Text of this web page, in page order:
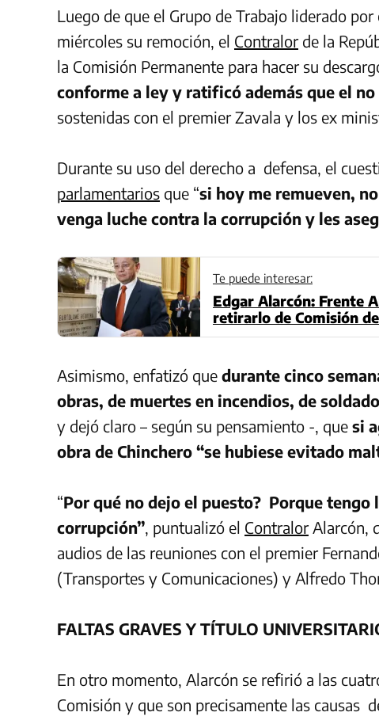
Luego de que el Grupo de Trabajo liderado
miércoles su remoción, el Contralorde la
la Comisión Permanente para hacer su
conforme a ley y ratificó además que el
sostenidas con el premier Zavala y los ex
Durante su uso del derecho a defensa, el
parlamentarios que “si hoy me remueven,
venga luche contra la corrupción y les
Te puede interesar:
Edgar Alarcón: Frente
retirarlo de Comisión
Asimismo, enfatizó que durante cinco
obras, de muertes en incendios, de
y dejó claro – según su pensamiento -, que si
obra de Chinchero “se hubiese evitado
“Por qué no dejo el puesto? Porque
corrupción”, puntualizó el ContralorAlarcón,
audios de las reuniones con el premier
(Transportes y Comunicaciones) y Alfredo
FALTAS GRAVES Y TÍTULO
En otro momento, Alarcón se refirió a las
Comisión y que son precisamente las causas